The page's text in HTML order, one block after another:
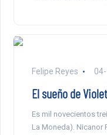
Felipe Reyes
El sueño de
Es mil novecientos
La Moneda). Nicanor